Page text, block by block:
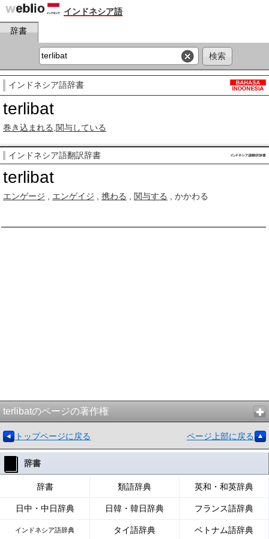
インドネシア語
辞書
インドネシア語辞書
terlibat
巻き込まれる 関与している
インドネシア語翻訳辞書
terlibat
エンゲージ エンゲイジ 携わる 関与する , かかわる
terlibatのページの著作権
トップページに戻る ページ上部に戻る
辞書
辞書 類語辞典 英和・和英辞典
日中・中日辞典 日韓・韓日辞典 フランス語辞典
インドネシア語辞典 タイ語辞典 ベトナム語辞典